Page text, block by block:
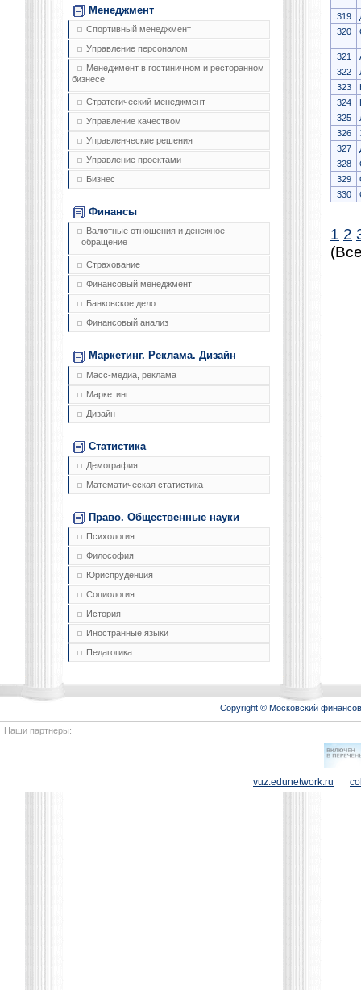
Менеджмент
Спортивный менеджмент
Управление персоналом
Менеджмент в гостиничном и ресторанном
бизнесе
Стратегический менеджмент
Управление качеством
Управленческие решения
Управление проектами
Бизнес
Финансы
Валютные отношения и денежное
обращение
Страхование
Финансовый менеджмент
Банковское дело
Финансовый анализ
Маркетинг. Реклама. Дизайн
Масс-медиа, реклама
Маркетинг
Дизайн
Статистика
Демография
Математическая статистика
Право. Общественные науки
Психология
Философия
Юриспруденция
Социология
История
Иностранные языки
Педагогика
319
320
321
322
323
324
325
326
327
328
329
330
1 2
Copyright © Московский
Наши партнеры:
vuz.edunetwork.ru